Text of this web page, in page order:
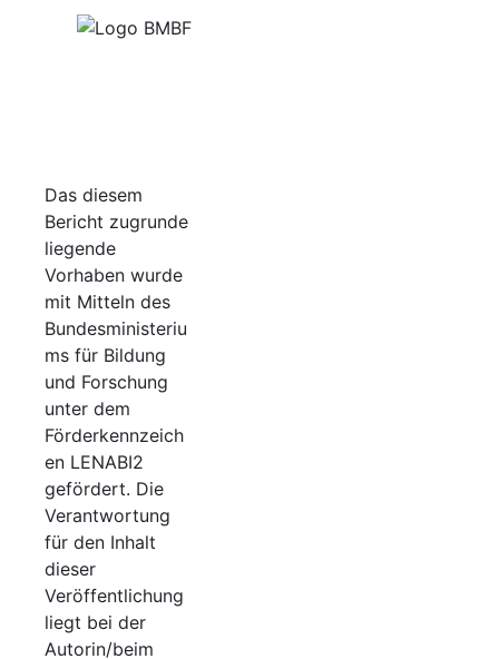
Das diesem
Bericht zugrunde
liegende
Vorhaben wurde
mit Mitteln des
Bundesministeriu
ms für Bildung
und Forschung
unter dem
Förderkennzeich
en LENABI2
gefördert. Die
Verantwortung
für den Inhalt
dieser
Veröffentlichung
liegt bei der
Autorin/beim